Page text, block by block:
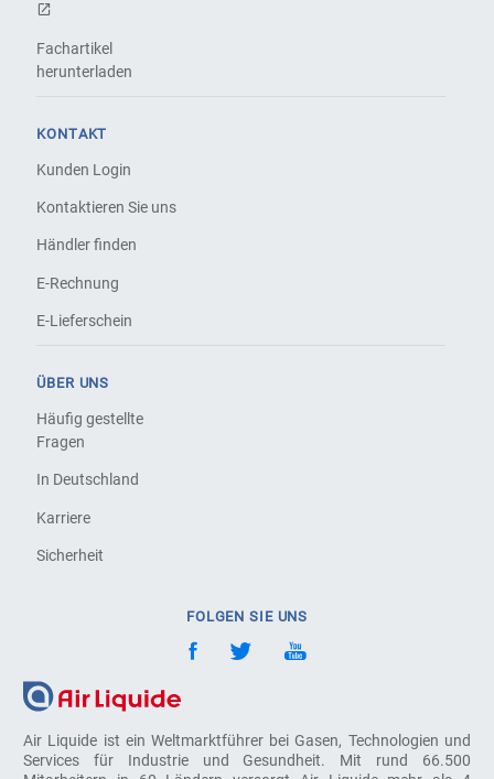
Air Liquide ist ein Weltmarktführer bei Gasen, Technologien und
Services für Industrie und Gesundheit. Mit rund 66.500
Fachartikel
herunterladen
KONTAKT
Kunden Login
Kontaktieren Sie uns
Händler finden
E-Rechnung
E-Lieferschein
ÜBER UNS
Häufig gestellte
Fragen
In Deutschland
Karriere
Sicherheit
FOLGEN SIE UNS